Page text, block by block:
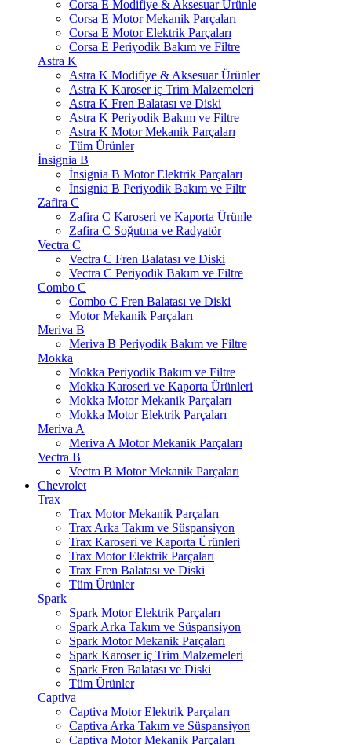
Corsa E Modifiye & Aksesuar Ürünle
Corsa E Motor Mekanik Parçaları
Corsa E Motor Elektrik Parçaları
Corsa E Periyodik Bakım ve Filtre
Astra K
Astra K Modifiye & Aksesuar Ürünler
Astra K Karoser iç Trim Malzemeleri
Astra K Fren Balatası ve Diski
Astra K Periyodik Bakım ve Filtre
Astra K Motor Mekanik Parçaları
Tüm Ürünler
İnsignia B
İnsignia B Motor Elektrik Parçaları
İnsignia B Periyodik Bakım ve Filtr
Zafira C
Zafira C Karoseri ve Kaporta Ürünle
Zafira C Soğutma ve Radyatör
Vectra C
Vectra C Fren Balatası ve Diski
Vectra C Periyodik Bakım ve Filtre
Combo C
Combo C Fren Balatası ve Diski
Motor Mekanik Parçaları
Meriva B
Meriva B Periyodik Bakım ve Filtre
Mokka
Mokka Periyodik Bakım ve Filtre
Mokka Karoseri ve Kaporta Ürünleri
Mokka Motor Mekanik Parçaları
Mokka Motor Elektrik Parçaları
Meriva A
Meriva A Motor Mekanik Parçaları
Vectra B
Vectra B Motor Mekanik Parçaları
Chevrolet
Trax
Trax Motor Mekanik Parçaları
Trax Arka Takım ve Süspansiyon
Trax Karoseri ve Kaporta Ürünleri
Trax Motor Elektrik Parçaları
Trax Fren Balatası ve Diski
Tüm Ürünler
Spark
Spark Motor Elektrik Parçaları
Spark Arka Takım ve Süspansiyon
Spark Motor Mekanik Parçaları
Spark Karoser iç Trim Malzemeleri
Spark Fren Balatası ve Diski
Tüm Ürünler
Captiva
Captiva Motor Elektrik Parçaları
Captiva Arka Takım ve Süspansiyon
Captiva Motor Mekanik Parçaları